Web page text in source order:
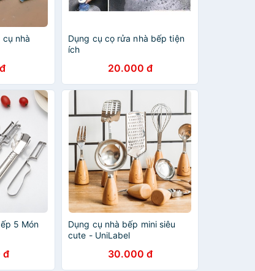
cụ nhà
Dụng cụ cọ rửa nhà bếp tiện
ích
20.000 đ
5 Món
đ
Dụng cụ nhà bếp mini siêu
cute - UniLabel
30.000 đ